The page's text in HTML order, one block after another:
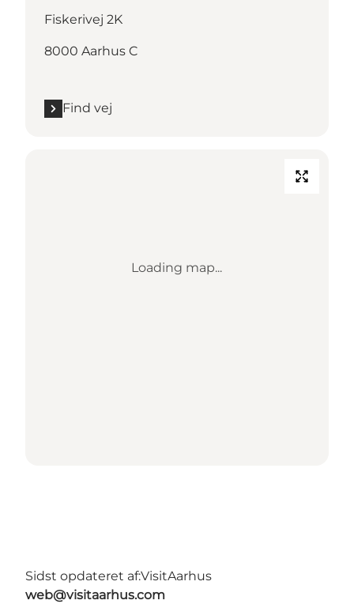
Fiskerivej 2K
8000 Aarhus C
Find vej
Loading map...
Sidst opdateret af:VisitAarhus
web@visitaarhus.com